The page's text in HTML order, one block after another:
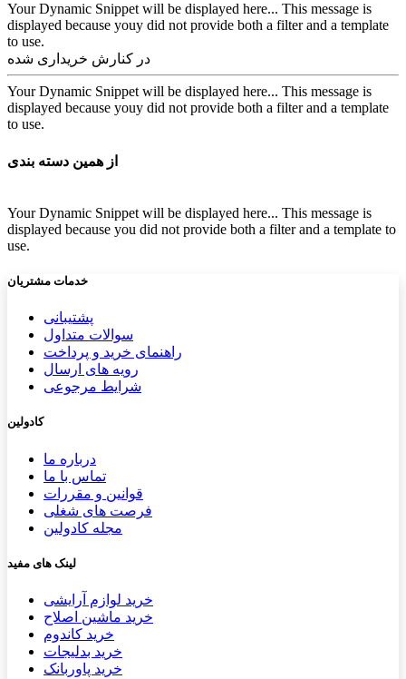
Your Dynamic Snippet will be displayed here... This message is
displayed because youy did not provide both a filter and a template
to use.
در کنارش خریداری شده
Your Dynamic Snippet will be displayed here... This message is
displayed because youy did not provide both a filter and a template
to use.
از همین دسته بندی
Your Dynamic Snippet will be displayed here... This message is
displayed because you did not provide both a filter and a template to
use.
خدمات مشتریان
پشتیب​​انی
سوالات متداول
راهنمای خرید و پرداخت
رویه های ارسال
شرایط مرجوعی
کادولین
درباره ما
تماس با ما
قوانین و مقررات
فرصت های شغلی
مجله کادولین
لینک های مفید
خرید لوازم آرایشی
خرید ماشین اصلاح
خرید کاندوم
خرید بدلیجات
خرید پاوربانک